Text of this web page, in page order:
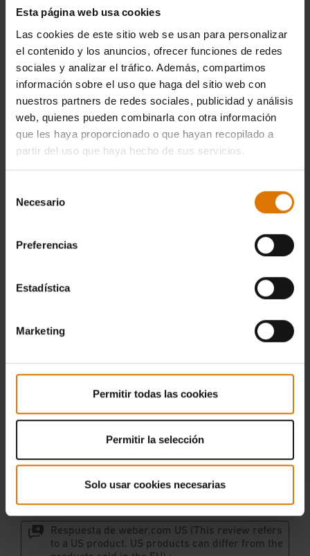
Esta página web usa cookies
Las cookies de este sitio web se usan para personalizar
el contenido y los anuncios, ofrecer funciones de redes
sociales y analizar el tráfico. Además, compartimos
información sobre el uso que haga del sitio web con
nuestros partners de redes sociales, publicidad y análisis
web, quienes pueden combinarla con otra información
que les haya proporcionado o que hayan recopilado a
partir del uso que haya hecho de sus servicios.
Necesario
Preferencias
Estadística
Marketing
Permitir todas las cookies
Permitir la selección
Solo usar cookies necesarias